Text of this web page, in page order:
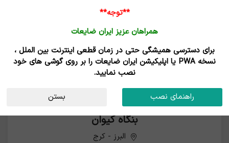
قیمت روز خریداران فروشندگان
بنگاه کیوان
البرز - کرج
**توجه**
همراهان عزیز ایران ضایعات
برای دسترسی همیشگی حتی در زمان قطعی اینترنت بین الملل ،
نسخه PWA یا اپلیکیشن ایران ضایعات را بر روی گوشی های خود
نصب نمایید.
راهنمای نصب بستن